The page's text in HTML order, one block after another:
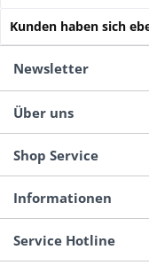
Kunden haben sich
Newsletter
Über uns
Shop Service
Informationen
Service Hotline